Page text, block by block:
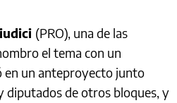
(PRO), una de las
el tema con un
un anteproyecto junto
diputados de otros bloques, y